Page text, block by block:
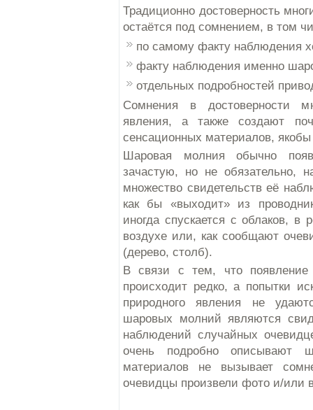
Традиционно достоверность
остаётся под сомнением, в том
по самому факту наблюдения
факту наблюдения именно
отдельных подробностей
Сомнения в достоверности
явления, а также создают
сенсационных материалов,
Шаровая молния обычно
зачастую, но не
множество свидетельств её
как бы «выходит» из
иногда спускается с облаков,
воздухе или, как сообщают
(дерево, столб).
В связи с тем, что появление
происходит редко, а попытки
природного явления не
шаровых молний являются
наблюдений случайных
очень подробно описывают
материалов не вызывает
очевидцы произвели фото и/или